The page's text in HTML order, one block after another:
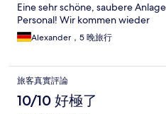
Eine sehr schöne, saubere
Personal! Wir kommen wieder
Alexander，5 晚旅行
旅客真實評論
10/10 好極了